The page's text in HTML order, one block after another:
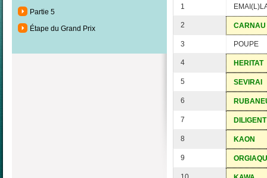
Partie 5
Étape du Grand Prix
1
2 CARNAU
3 POUPE
4 HERITAT
5 SEVIRAI
6
7 DILIGENT
8 KAON
9